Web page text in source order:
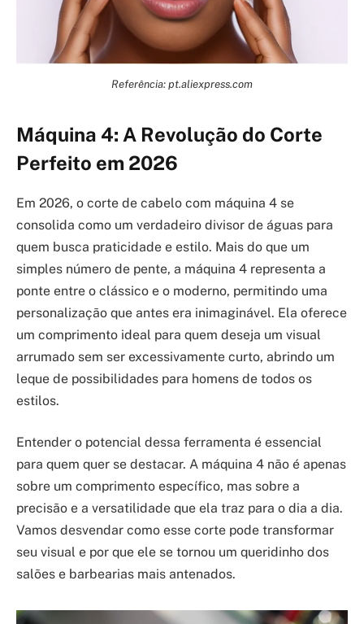
Referência: pt.aliexpress.com
Máquina 4: A Revolução do Corte
Perfeito em 2026
Em 2026, o corte de cabelo com máquina 4 se
consolida como um verdadeiro divisor de águas para
quem busca praticidade e estilo. Mais do que um
simples número de pente, a máquina 4 representa a
ponte entre o clássico e o moderno, permitindo uma
personalização que antes era inimaginável. Ela oferece
um comprimento ideal para quem deseja um visual
arrumado sem ser excessivamente curto, abrindo um
leque de possibilidades para homens de todos os
estilos.
Entender o potencial dessa ferramenta é essencial
para quem quer se destacar. A máquina 4 não é apenas
sobre um comprimento específico, mas sobre a
precisão e a versatilidade que ela traz para o dia a dia.
Vamos desvendar como esse corte pode transformar
seu visual e por que ele se tornou um queridinho dos
salões e barbearias mais antenados.